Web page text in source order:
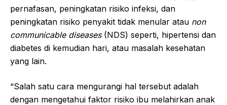
pernafasan, peningkatan risiko infeksi, dan
peningkatan risiko penyakit tidak menular atau non
communicable diseases(NDS) seperti, hipertensi dan
diabetes di kemudian hari, atau masalah kesehatan
yang lain.
“Salah satu cara mengurangi hal tersebut adalah
dengan mengetahui faktor risiko ibu melahirkan anak